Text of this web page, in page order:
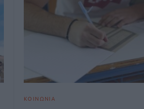
ΚΟΙΝΩΝΙΑ